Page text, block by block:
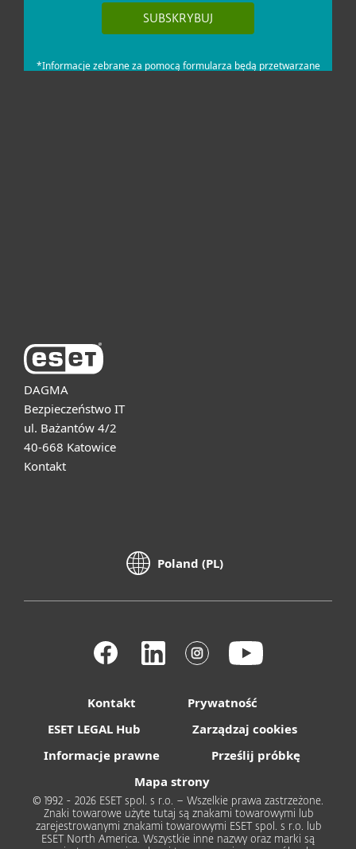
DAGMA
Bezpieczeństwo IT
ul. Bażantów 4/2
40-668 Katowice
Kontakt
Poland (PL)
Kontakt
Prywatność
ESET LEGAL Hub
Zarządzaj cookies
Informacje prawne
Prześlij próbkę
Mapa strony
© 1992 - 2026 ESET spol. s r.o. – Wszelkie prawa zastrzeżone.
Znaki towarowe użyte tutaj są znakami towarowymi lub
zarejestrowanymi znakami towarowymi ESET spol. s r.o. lub
ESET North America. Wszystkie inne nazwy oraz marki są